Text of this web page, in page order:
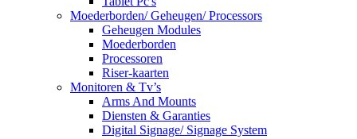
Moederborden/ Geheugen/ Processors
Geheugen Modules
Moederborden
Processoren
Riser-kaarten
Monitoren & Tv’s
Arms And Mounts
Diensten & Garanties
Digital Signage/ Signage System